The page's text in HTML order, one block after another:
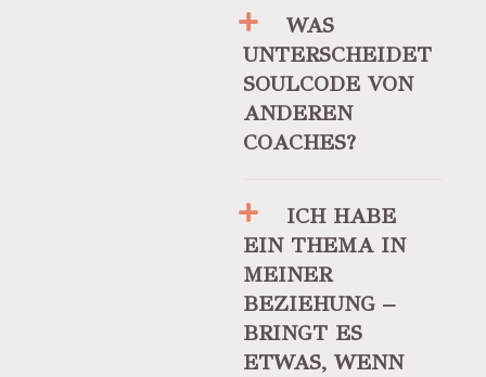
WAS
UNTERSCHEIDET
SOULCODE VON
ANDEREN
COACHES?
ICH HABE
EIN THEMA IN
MEINER
BEZIEHUNG –
BRINGT ES
ETWAS, WENN